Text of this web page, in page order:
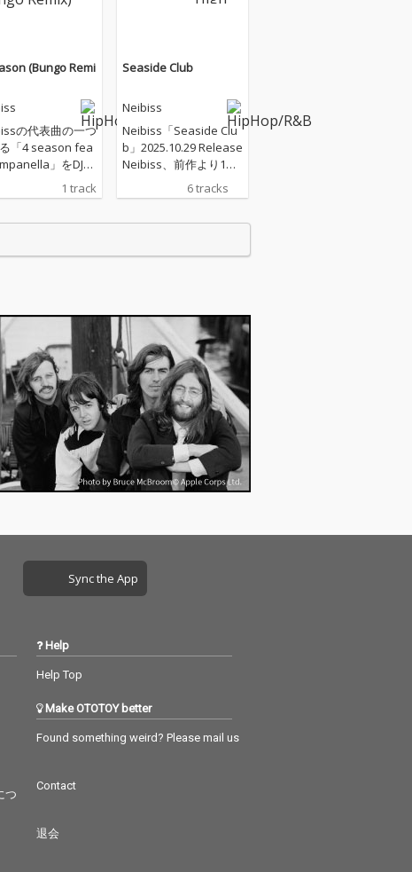
(Bungo Remi
の代表曲の一つ
「4 season fea
」をDJと
も大活中のBungo
スホール／ダ
1 track
Seaside Club
Neibiss
Neibiss「Seaside Clu
b」2025.10.29 Release
Neibiss、前作より1年
8ヶ月ぶりの新作は、
ラテン・ダンスミュー
nella、森（どんぐり
ず）が参加。 Neibis
s、前作「Daydream
Marker」より1年8ヶ月
ぶりの新作「Seaside
Club」。 クンビア、レ
ゲトン、デンボー、バ
イレファンキ、クンビ
ア...etc ラテン・ダン
スミュージックに急接
近！ ラテン・パーカッ
ス部分はオールドスク
要素を配したNeibiss二
人によるトラックに、
ビスの登場！」を想わ
ssでは初となるhyunis
1000によるビートプロ
デュース曲「pass&pa
6 tracks
Sync the App
つ
Help
Help Top
Make OTOTOY better
Found something weird? Please mail us
Contact
退会